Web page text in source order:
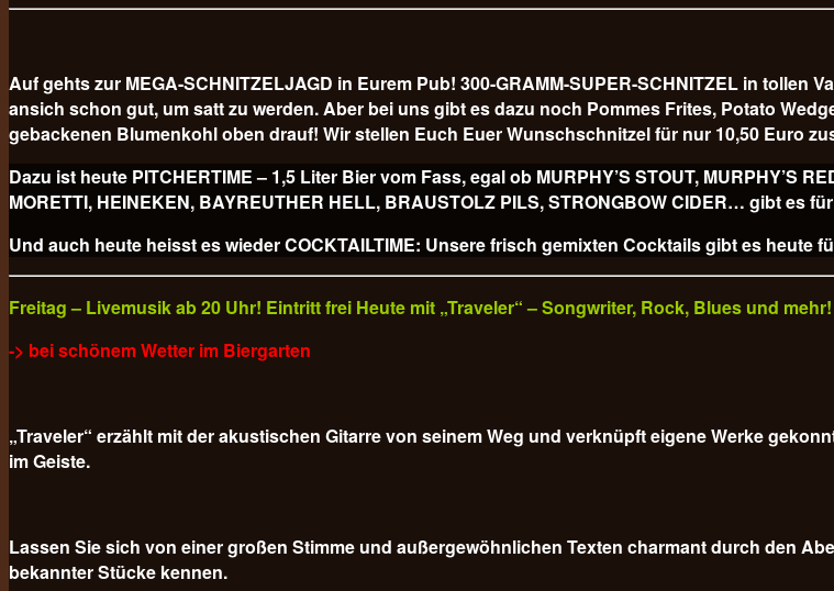
Auf gehts zur MEGA-SCHNITZELJAGD in Eurem Pub! 300-GRAMM-SUPER-SCHNITZEL in
ansich schon gut, um satt zu werden. Aber bei uns gibt es dazu noch Pommes Frites, Potato
gebackenen Blumenkohl oben drauf! Wir stellen Euch Euer Wunschschnitzel für nur 10,50 Euro
Dazu ist heute PITCHERTIME – 1,5 Liter Bier vom Fass, egal ob MURPHY’S STOUT, MURPHY’S
MORETTI, HEINEKEN, BAYREUTHER HELL, BRAUSTOLZ PILS, STRONGBOW CIDER… gibt es
Und auch heute heisst es wieder COCKTAILTIME: Unsere frisch gemixten Cocktails gibt es heute
Freitag – Livemusik ab 20 Uhr! Eintritt frei Heute mit „Traveler“ – Songwriter, Rock, Blues und mehr!
-> bei schönem Wetter im Biergarten
„Traveler“ erzählt mit der akustischen Gitarre von seinem Weg und verknüpft eigene Werke
im Geiste.
Lassen Sie sich von einer großen Stimme und außergewöhnlichen Texten charmant durch den
bekannter Stücke kennen.